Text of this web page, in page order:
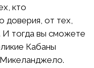
кто
доверия, от тех,
И тогда вы сможете
Кабаны